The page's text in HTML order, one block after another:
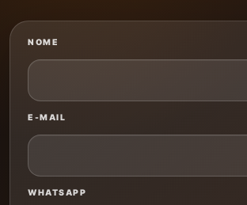
NOME
E-MAIL
WHATSAPP